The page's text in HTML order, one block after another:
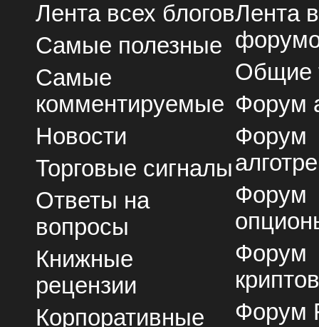
Лента всех блогов
Самые полезные
Самые
комментируемые
Новости
Торговые сигналы
Ответы на
вопросы
Книжные
рецензии
Корпоративные
Лента
Общие
Форум
Форум
Форум
Форум
Форум